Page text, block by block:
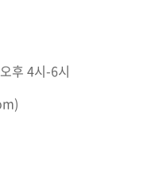
후 4시-6시